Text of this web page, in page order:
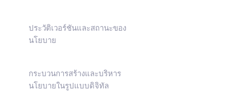
ประวัติเวอร์ชันและสถานะของ
นโยบาย
กระบวนการสร้างและบริหาร
นโยบายในรูปแบบดิจิทัล